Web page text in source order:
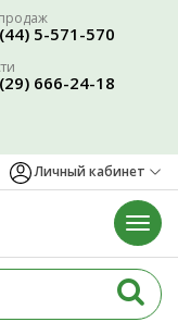
5-571-570
666-24-18
Личный кабинет